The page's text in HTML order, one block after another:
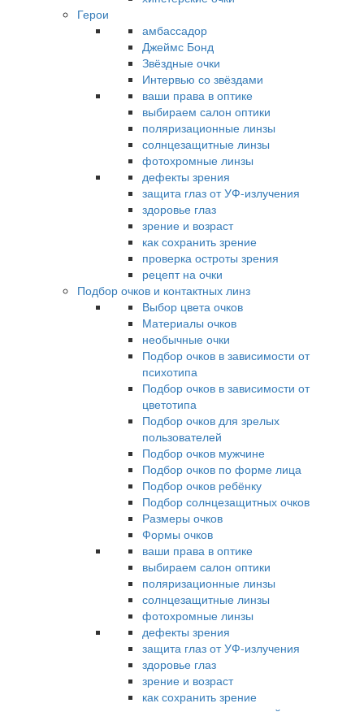
Герои
амбассадор
Джеймс Бонд
Звёздные очки
Интервью со звёздами
ваши права в оптике
выбираем салон оптики
поляризационные линзы
солнцезащитные линзы
фотохромные линзы
дефекты зрения
защита глаз от УФ-излучения
здоровье глаз
зрение и возраст
как сохранить зрение
проверка остроты зрения
рецепт на очки
Подбор очков и контактных линз
Выбор цвета очков
Материалы очков
необычные очки
Подбор очков в зависимости от
психотипа
Подбор очков в зависимости от
цветотипа
Подбор очков для зрелых
пользователей
Подбор очков мужчине
Подбор очков по форме лица
Подбор очков ребёнку
Подбор солнцезащитных очков
Размеры очков
Формы очков
ваши права в оптике
выбираем салон оптики
поляризационные линзы
солнцезащитные линзы
фотохромные линзы
дефекты зрения
защита глаз от УФ-излучения
здоровье глаз
зрение и возраст
как сохранить зрение